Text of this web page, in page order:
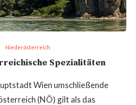
Niederösterreich
Spezialitäten
Wien umschließende
(NÖ) gilt als das